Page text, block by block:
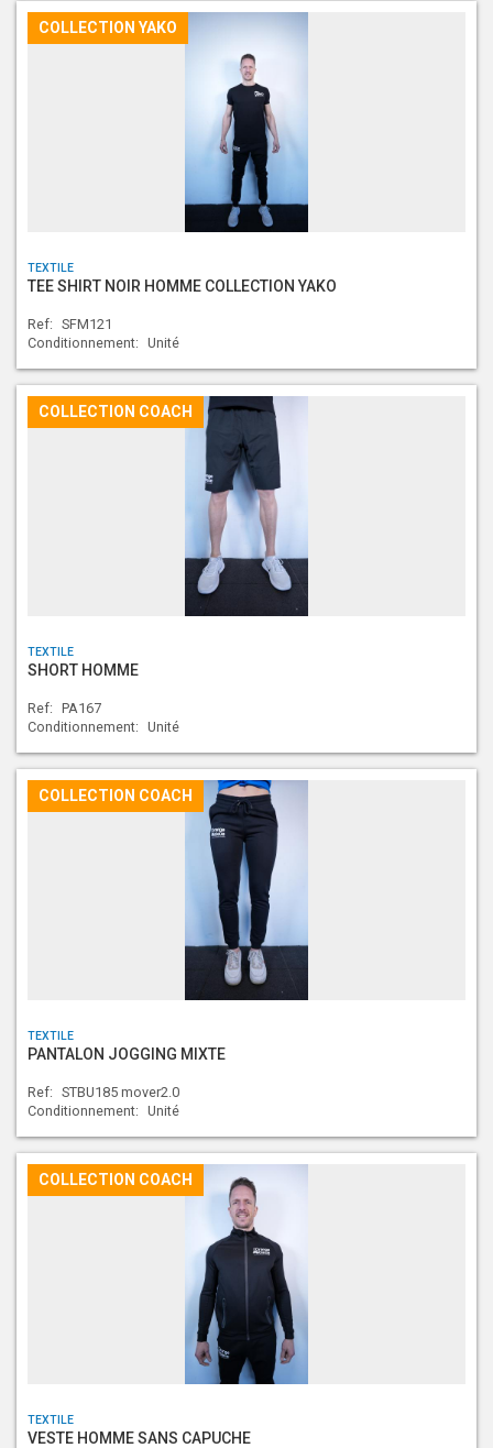
COLLECTION YAKO
TEXTILE
TEE SHIRT NOIR HOMME COLLECTION YAKO
Ref: SFM121
Conditionnement: Unité
COLLECTION COACH
TEXTILE
SHORT HOMME
Ref: PA167
Conditionnement: Unité
COLLECTION COACH
TEXTILE
PANTALON JOGGING MIXTE
Ref: STBU185 mover2.0
Conditionnement: Unité
COLLECTION COACH
TEXTILE
VESTE HOMME SANS CAPUCHE